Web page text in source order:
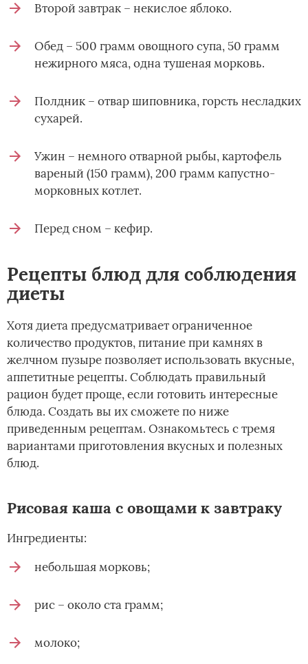
Второй завтрак – некислое яблоко.
Обед – 500 грамм овощного супа, 50 грамм
нежирного мяса, одна тушеная морковь.
Полдник – отвар шиповника, горсть несладких
сухарей.
Ужин – немного отварной рыбы, картофель
вареный (150 грамм), 200 грамм капустно-
морковных котлет.
Перед сном – кефир.
Рецепты блюд для соблюдения
диеты
Хотя диета предусматривает ограниченное
количество продуктов, питание при камнях в
желчном пузыре позволяет использовать вкусные,
аппетитные рецепты. Соблюдать правильный
рацион будет проще, если готовить интересные
блюда. Создать вы их сможете по ниже
приведенным рецептам. Ознакомьтесь с тремя
вариантами приготовления вкусных и полезных
блюд.
Рисовая каша с овощами к завтраку
Ингредиенты:
небольшая морковь;
рис – около ста грамм;
молоко;